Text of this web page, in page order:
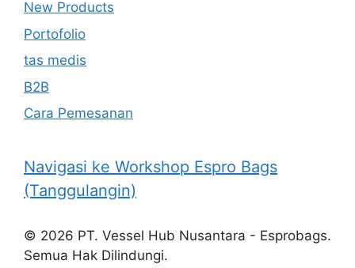
New Products
Portofolio
tas medis
B2B
Cara Pemesanan
Navigasi ke Workshop Espro Bags
(Tanggulangin)
© 2026 PT. Vessel Hub Nusantara - Esprobags.
Semua Hak Dilindungi.